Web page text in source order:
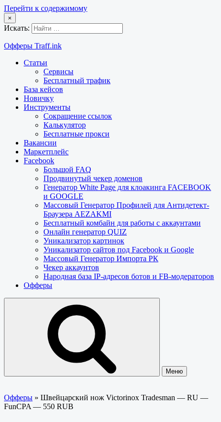
Перейти к содержимому
×
Искать:
Офферы Traff.ink
Статьи
Сервисы
Бесплатный трафик
База кейсов
Новичку
Инструменты
Сокращение ссылок
Калькулятор
Бесплатные прокси
Вакансии
Маркетплейс
Facebook
Большой FAQ
Продвинутый чекер доменов
Генератор White Page для клоакинга FACEBOOK
и GOOGLE
Массовый Генератор Профилей для Антидетект-
Браузера AEZAKMI
Бесплатный комбайн для работы с аккаунтами
Онлайн генератор QUIZ
Уникализатор картинок
Уникализатор сайтов под Facebook и Google
Массовый Генератор Импорта РК
Чекер аккаунтов
Народная база IP-адресов ботов и FB-модераторов
Офферы
Меню
Офферы » Швейцарский нож Victorinox Tradesman — RU —
FunCPA — 550 RUB